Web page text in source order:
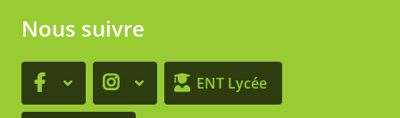
Nous suivre
ENT Lycée